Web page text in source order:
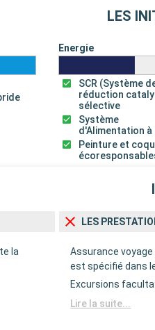
LES
Energie
SCR (Système
réduction
sélective
Système
d'Alimentation à
Peinture et
la
LES
Assurance
est spécifié dans
Excursions
Lire la suite...